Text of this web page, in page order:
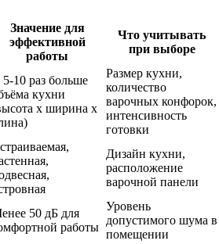
Значение для
эффективной
работы
Что учитывать
при выборе
10 раз больше
кухни
х ширина х
Размер кухни,
количество
варочных конфорок,
интенсивность
готовки
Дизайн кухни,
расположение
варочной панели
50 дБ для
работы
Уровень
допустимого шума в
помещении